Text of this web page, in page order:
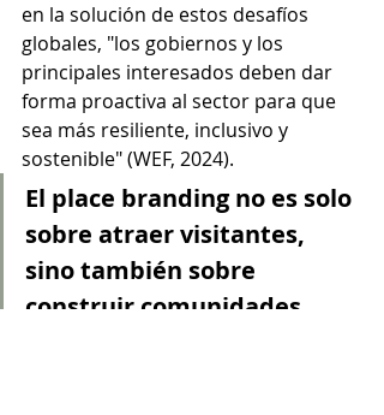
en la solución de estos desafíos
globales, "los gobiernos y los
principales interesados deben dar
forma proactiva al sector para que
sea más resiliente, inclusivo y
sostenible" (WEF, 2024).
El place branding no es solo
sobre atraer visitantes,
sino también sobre
construir comunidades